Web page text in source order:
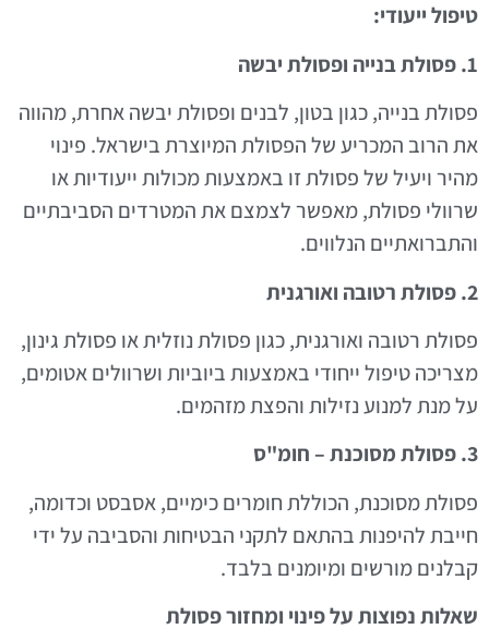
טיפול ייעודי:
1. פסולת בנייה ופסולת יבשה
פסולת בנייה, כגון בטון, לבנים ופסולת יבשה אחרת, מהווה
את הרוב המכריע של הפסולת המיוצרת בישראל. פינוי
מהיר ויעיל של פסולת זו באמצעות מכולות ייעודיות או
שרוולי פסולת, מאפשר לצמצם את המטרדים הסביבתיים
והתברואתיים הנלווים.
2. פסולת רטובה ואורגנית
פסולת רטובה ואורגנית, כגון פסולת נוזלית או פסולת גינון,
מצריכה טיפול ייחודי באמצעות ביוביות ושרוולים אטומים,
על מנת למנוע נזילות והפצת מזהמים.
3. פסולת מסוכנת – חומ"ס
פסולת מסוכנת, הכוללת חומרים כימיים, אסבסט וכדומה,
חייבת להיפנות בהתאם לתקני הבטיחות והסביבה על ידי
קבלנים מורשים ומיומנים בלבד.
שאלות נפוצות על פינוי ומחזור פסולת